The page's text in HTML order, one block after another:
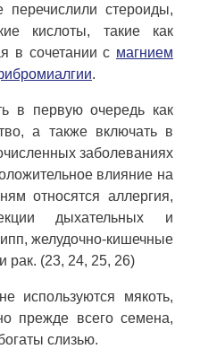
перечислили стероиды,
кислоты, такие как
в сочетании с магнием
.
в первую очередь как
а также включать в
заболеваниях
влияние на
относятся аллергия,
дыхательных и
желудочно-кишечные
рак. (23, 24, 25, 26)
используются мякоть,
прежде всего семена,
слизью.